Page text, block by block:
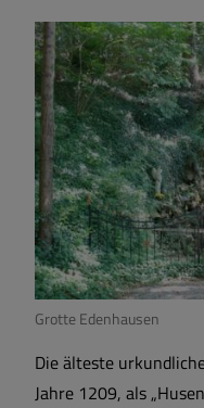
Geschichte
Zahlen und
Grotte Edenhausen
Die älteste
Jahre 1209, als